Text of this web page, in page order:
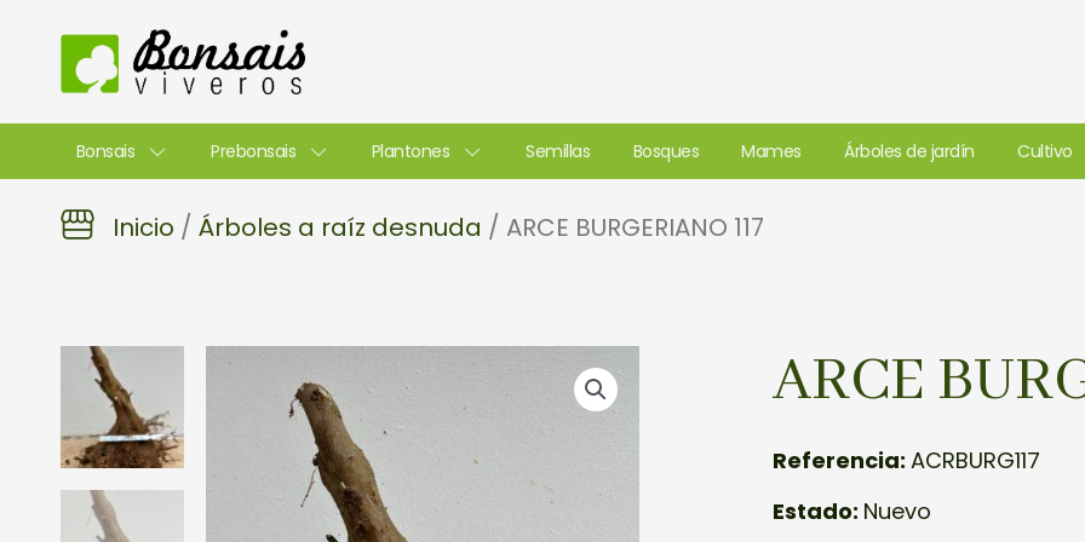
contenido
Bonsais Prebonsais Plantones Semillas Bosques Mames Árboles de jardín Cultivo
Inicio / Árboles a raíz desnuda / ARCE BURGERIANO 117
ARCE
Referencia:ACRBURG117
Estado: Nuevo